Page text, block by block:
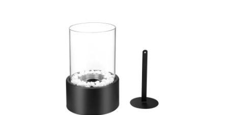
10+ millioner medlemmer